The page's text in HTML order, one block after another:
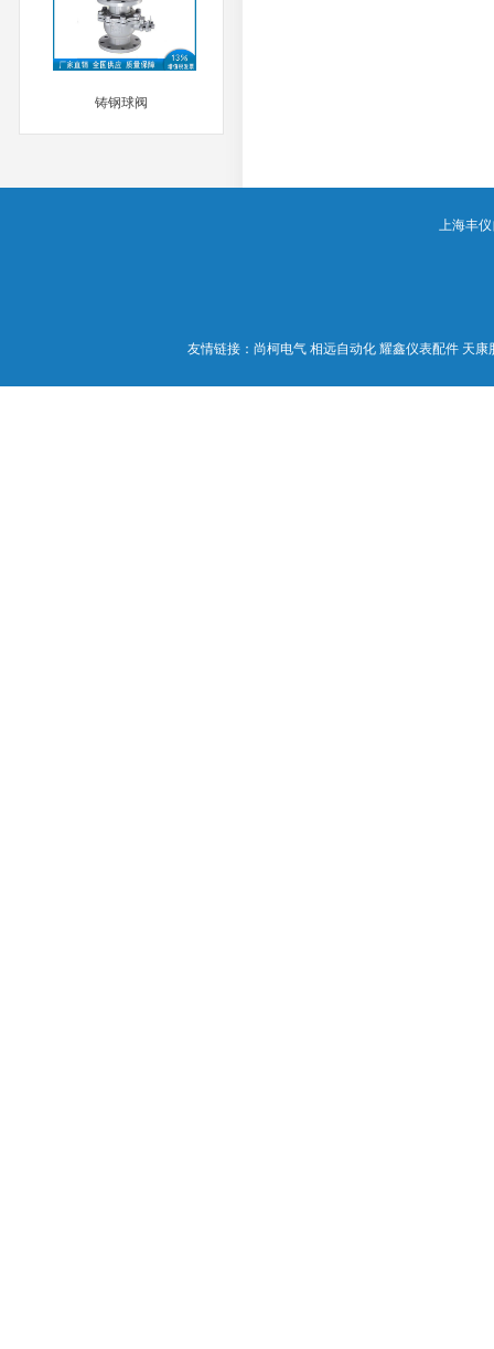
铸钢球阀
上海丰
友情链接： 尚柯电气 相远自动化 耀鑫仪表配件 天康